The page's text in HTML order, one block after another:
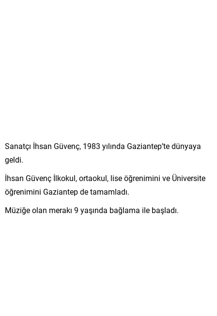
Sanatçı İhsan Güvenç, 1983 yılında Gaziantep’te dünyaya
geldi.
İhsan Güvenç İlkokul, ortaokul, lise öğrenimini ve Üniversite
öğrenimini Gaziantep de tamamladı.
Müziğe olan merakı 9 yaşında bağlama ile başladı.